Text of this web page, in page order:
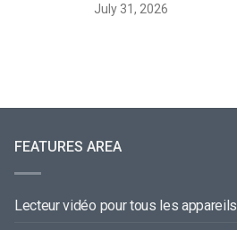
July 31, 2026
FEATURES AREA
Lecteur vidéo pour tous les appareils